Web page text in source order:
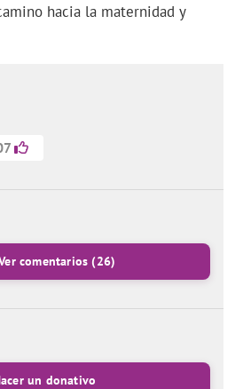
hacia la maternidad y
comentarios(26)
un donativo